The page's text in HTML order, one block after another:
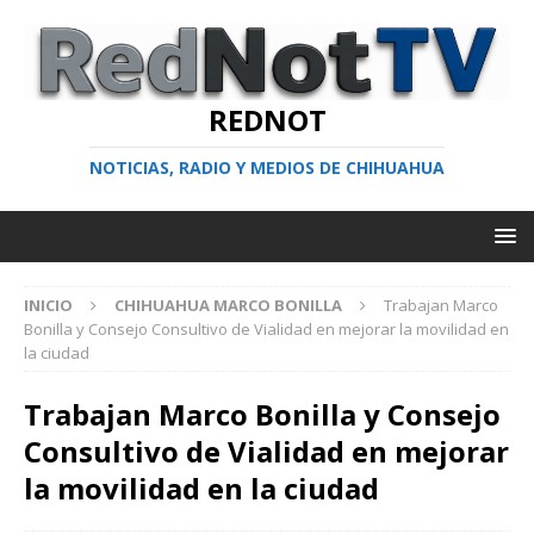
REDNOT
NOTICIAS, RADIO Y MEDIOS DE CHIHUAHUA
INICIO CHIHUAHUA MARCO BONILLA
Trabajan Marco
Bonilla y Consejo Consultivo de Vialidad en mejorar la movilidad en
la ciudad
Trabajan Marco Bonilla y Consejo
Consultivo de Vialidad en mejorar
la movilidad en la ciudad